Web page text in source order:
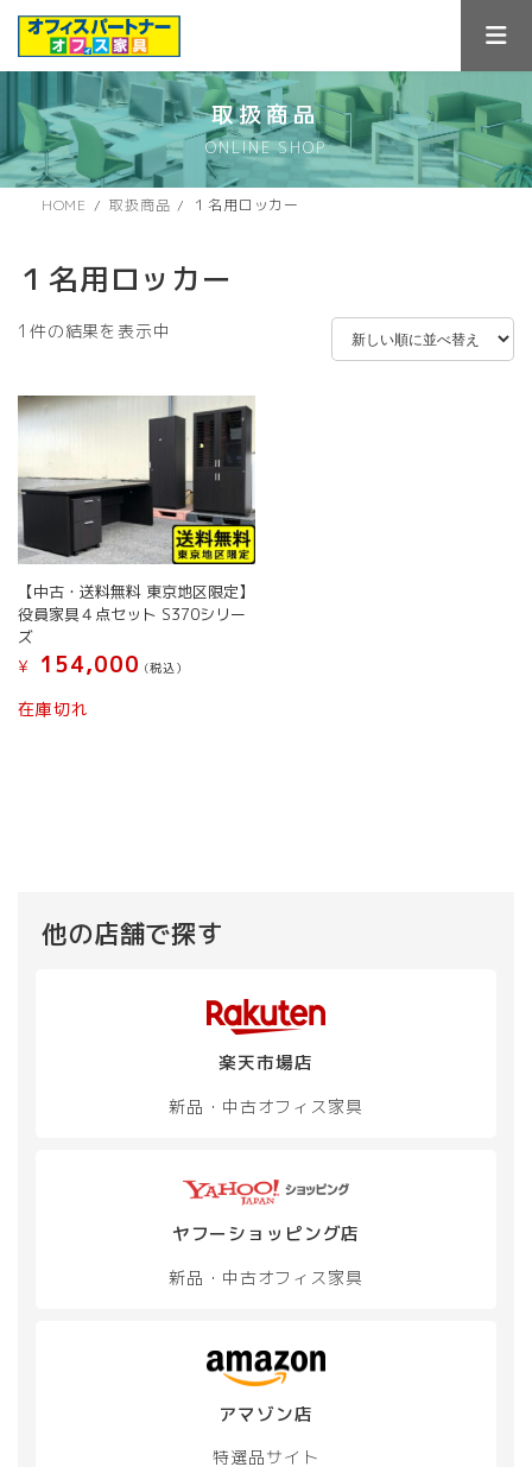
ス
キ
ン
に
取扱商品
ONLINE SHOP
HOME 取扱商品 １名用ロッカー
１名用ロッカー
1件の結果を表示中
【中古・送料無料 東京地区限定】
役員家具４点セット S370シリー
ズ
¥
154,000 (税込）
在庫切れ
他の店舗で探す
楽天市場店
新品・中古オフィス家具
ヤフーショッピング店
新品・中古オフィス家具
アマゾン店
特選品サイト